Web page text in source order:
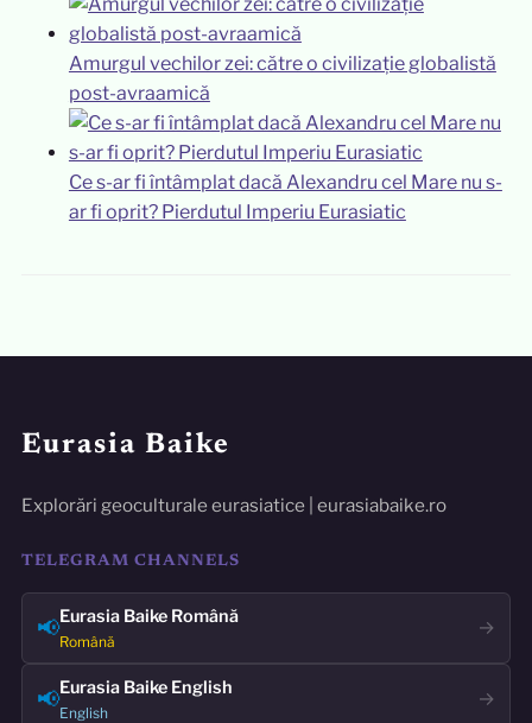
Amurgul vechilor zei: către o civilizație globalistă
post-avraamică
Ce s-ar fi întâmplat dacă Alexandru cel Mare nu s-
ar fi oprit? Pierdutul Imperiu Eurasiatic
Eurasia Baike
Explorări geoculturale eurasiatice | eurasiabaike.ro
TELEGRAM CHANNELS
📢Eurasia Baike Română
Română
→
📢Eurasia Baike English
English
→